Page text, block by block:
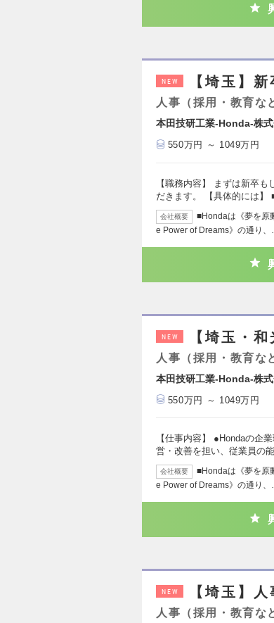
NEW 【埼玉】
人事（採用・教育な
本田技研工業-Honda-株
550万円 ～ 1049万円
【職務内容】 まずは新卒
だきます。 【具体的には】
会社概要
■Hondaは《夢を原
e Power of Dreams》の通り、…
NEW 【埼玉・
人事（採用・教育な
本田技研工業-Honda-株
550万円 ～ 1049万円
【仕事内容】 ●Hondaの企
営・改善を担い、従業員の
会社概要
■Hondaは《夢を原
e Power of Dreams》の通り
NEW 【埼玉】
人事（採用・教育な